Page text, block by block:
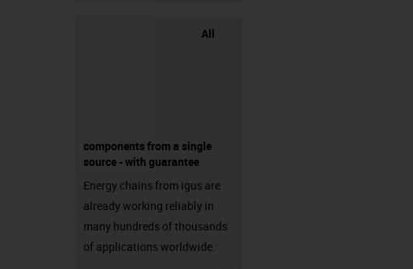
All
components from a single
source - with guarantee
Energy chains from igus are
already working reliably in
many hundreds of thousands
of applications worldwide.